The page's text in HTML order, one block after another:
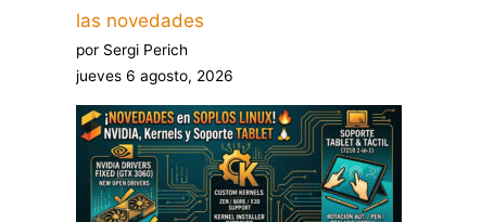
las novedades
por Sergi Perich
jueves 6 agosto, 2026